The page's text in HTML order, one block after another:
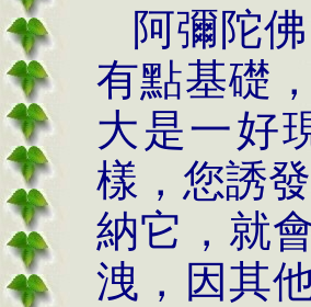
阿彌陀佛
有點基礎
大是一好
樣，您誘
納它，就
洩，因其